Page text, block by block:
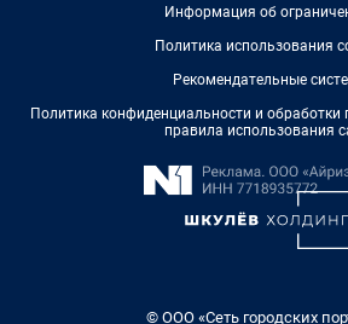
Информация об
Политика использования
Рекомендательные
Политика конфиденциальности и
правила использования
© ООО «Сеть городских